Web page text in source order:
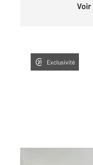
Exclusivité